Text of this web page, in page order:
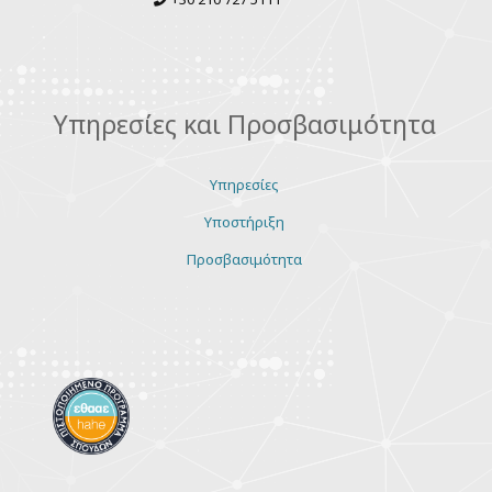
Υπηρεσίες και Προσβασιμότητα
Υπηρεσίες
Υποστήριξη
Προσβασιμότητα